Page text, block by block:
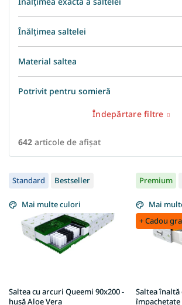
Înălțimea saltelei
Material saltea
Potrivit pentru somieră
Îndepărtare filtre
642 articole de afişat
L
i
s
t
u
Standard Bestseller
Mai multe culori
Saltea cu arcuri Queemi 90x200 -
husă Aloe Vera
Premium
Mai
+ Cadou
Saltea înaltă
împachetate